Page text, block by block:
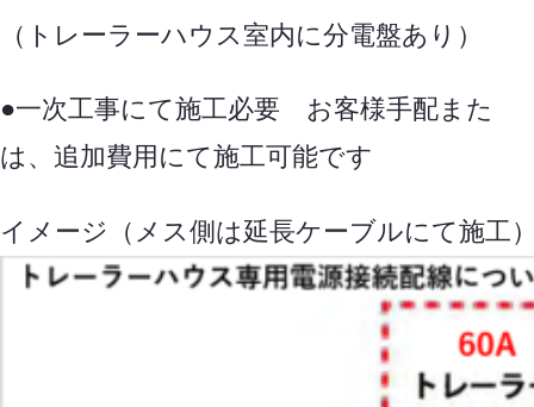
（トレーラーハウス室内に分電盤あり）
●一次工事にて施工必要 お客様手配また
は、追加費用にて施工可能です
イメージ（メス側は延長ケーブルにて施工